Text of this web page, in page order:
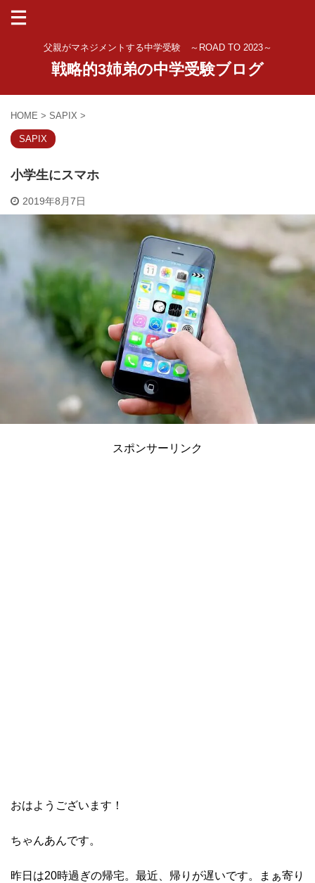
父親がマネジメントする中学受験 ～ROAD TO 2023～
戦略的3姉弟の中学受験ブログ
HOME > SAPIX >
SAPIX
小学生にスマホ
2019年8月7日
スポンサーリンク
おはようございます！
ちゃんあんです。
昨日は20時過ぎの帰宅。最近、帰りが遅いです。まぁ寄り